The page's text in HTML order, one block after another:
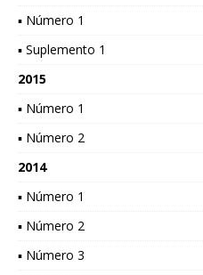
▪ Número 1
▪ Suplemento 1
2015
▪ Número 1
▪ Número 2
2014
▪ Número 1
▪ Número 2
▪ Número 3